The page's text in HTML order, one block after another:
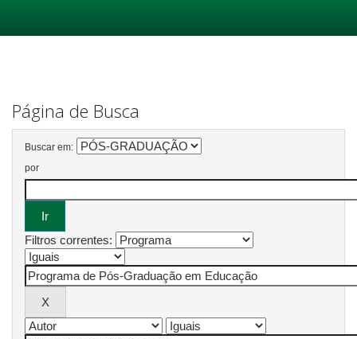
Página de Busca
Buscar em:
por
Filtros correntes: